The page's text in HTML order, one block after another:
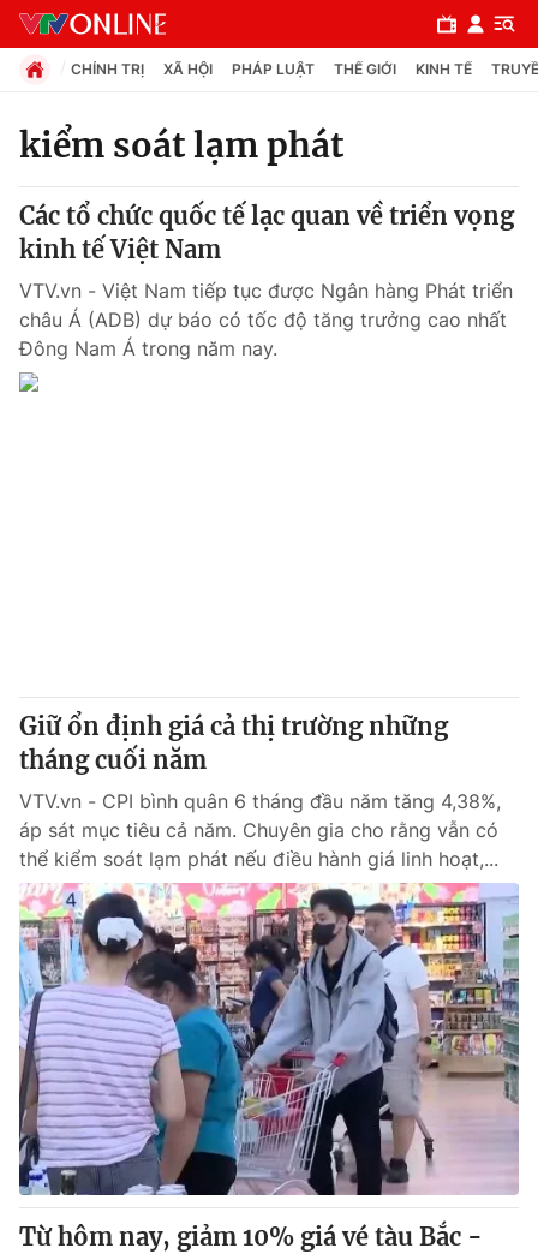
Chuyên mục
Chính trị
Xã hội
Pháp luật
Góc doanh nghiệp
Truyền hình
Phim VTV
Hậu trường
Nhân vật
Khán giả
Giải sao mai
Giải trí
Điện ảnh
Âm nhạc
Sao
Đời sống
Du lịch
Làm đẹp
Chất lượng cuộc sống
Giáo dục
Tuyển sinh
Học trực tuyến
Công nghệ
Hitech Công nghệ tương lai
Sản phẩm
Thị trường
Tư vấn
Giao lưu trực tuyến
Lịch phát sóng
Chuyên mục khác
CHÍNH TRỊ XÃ HỘI PHÁP LUẬT THẾ GIỚI KINH TẾ
kiểm soát lạm phát
Các tổ chức quốc tế lạc quan về triển vọng
kinh tế Việt Nam
VTV.vn - Việt Nam tiếp tục được Ngân hàng Phát triển
châu Á (ADB) dự báo có tốc độ tăng trưởng cao nhất
Đông Nam Á trong năm nay.
Giữ ổn định giá cả thị trường những
tháng cuối năm
VTV.vn - CPI bình quân 6 tháng đầu năm tăng 4,38%,
áp sát mục tiêu cả năm. Chuyên gia cho rằng vẫn có
thể kiểm soát lạm phát nếu điều hành giá linh hoạt,...
Từ hôm nay, giảm 10% giá vé tàu Bắc -